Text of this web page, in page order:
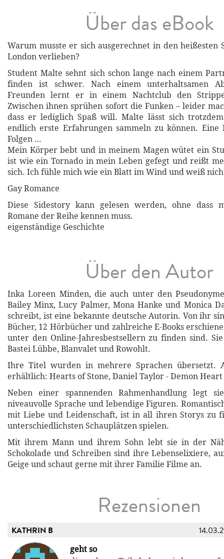
Über das eBook
Warum musste er sich ausgerechnet in den heißesten
London verlieben?
Student Malte sehnt sich schon lange nach einem
finden ist schwer. Nach einem unterhaltsamen
Freunden lernt er in einem Nachtclub den
Zwischen ihnen sprühen sofort die Funken – leider
dass er lediglich Spaß will. Malte lässt sich
endlich erste Erfahrungen sammeln zu können. Eine
Folgen …
Mein Körper bebt und in meinem Magen wütet ein
ist wie ein Tornado in mein Leben gefegt und reißt
sich. Ich fühle mich wie ein Blatt im Wind und weiß
Gay Romance
Diese Sidestory kann gelesen werden, ohne dass
Romane der Reihe kennen muss.
eigenständige Geschichte
Über den Autor
Inka Loreen Minden, die auch unter den
Bailey Minx, Lucy Palmer, Mona Hanke und Monica
schreibt, ist eine bekannte deutsche Autorin. Von ihr
Bücher, 12 Hörbücher und zahlreiche E-Books
unter den Online-Jahresbestsellern zu finden sind.
Bastei Lübbe, Blanvalet und Rowohlt.
Ihre Titel wurden in mehrere Sprachen übersetzt.
erhältlich: Hearts of Stone, Daniel Taylor - Demon
Neben einer spannenden Rahmenhandlung legt
niveauvolle Sprache und lebendige Figuren.
mit Liebe und Leidenschaft, ist in all ihren Storys zu
unterschiedlichsten Schauplätzen spielen.
Mit ihrem Mann und ihrem Sohn lebt sie in der
Schokolade und Schreiben sind ihre Lebenselixiere,
Geige und schaut gerne mit ihrer Familie Filme an.
Rezensionen
KATHRIN B
geht so